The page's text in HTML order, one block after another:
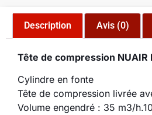
Description Avis (0)
Tête de compression NUAIR
Cylindre en fonte
Tête de compression livrée
Volume engendré : 35 m3/